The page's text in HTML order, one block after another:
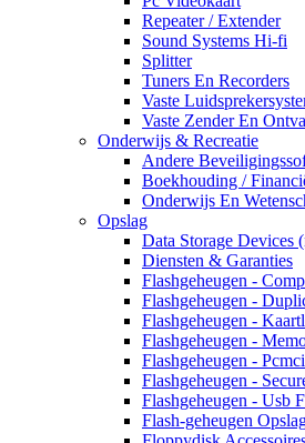
Repeater / Extender
Sound Systems Hi-fi
Splitter
Tuners En Recorders
Vaste
Vaste Zender En
Onderwijs & Recreatie
Andere
Boekhouding /
Onderwijs En
Opslag
Data Storage Devices
Diensten & Garanties
Flashgeheugen -
Flashgeheugen -
Flashgeheugen -
Flashgeheugen -
Flashgeheugen -
Flashgeheugen -
Flashgeheugen - Usb
Flash-geheugen